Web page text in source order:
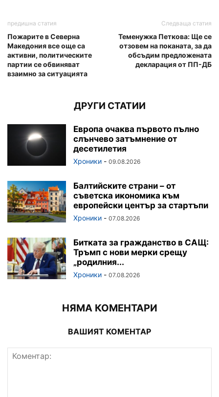
предишна статия
Пожарите в Северна
Македония все още са
активни, политическите
партии се обвиняват
взаимно за ситуацията
Следваща статия
Теменужка Петкова: Ще се
отзовем на поканата, за да
обсъдим предложената
декларация от ПП-ДБ
ДРУГИ СТАТИИ
Европа очаква първото пълно
слънчево затъмнение от
десетилетия
Хроники - 09.08.2026
Балтийските страни – от
съветска икономика към
европейски център за стартъпи
Хроники - 07.08.2026
Битката за гражданство в САЩ:
Тръмп с нови мерки срещу
„родилния...
Хроники - 07.08.2026
НЯМА КОМЕНТАРИ
ВАШИЯТ КОМЕНТАР